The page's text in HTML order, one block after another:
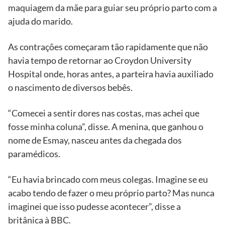
maquiagem da mãe para guiar seu próprio parto com a
ajuda do marido.
As contrações começaram tão rapidamente que não
havia tempo de retornar ao Croydon University
Hospital onde, horas antes, a parteira havia auxiliado
o nascimento de diversos bebês.
“Comecei a sentir dores nas costas, mas achei que
fosse minha coluna”, disse. A menina, que ganhou o
nome de Esmay, nasceu antes da chegada dos
paramédicos.
“Eu havia brincado com meus colegas. Imagine se eu
acabo tendo de fazer o meu próprio parto? Mas nunca
imaginei que isso pudesse acontecer”, disse a
britânica à BBC.